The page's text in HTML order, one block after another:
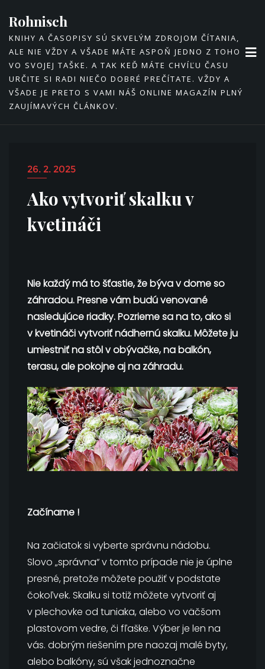
to
content
Rohnisch
KNIHY A ČASOPISY SÚ SKVELÝM ZDROJOM ČÍTANIA,
ALE NIE VŽDY A VŠADE MÁTE ASPOŇ JEDNO Z TOHO
VO SVOJEJ TAŠKE. A TAK KEĎ MÁTE CHVÍĽU ČASU
URČITE SI RADI NIEČO DOBRÉ PREČÍTATE. VŽDY A
VŠADE JE PRETO S VAMI NÁŠ ONLINE MAGAZÍN PLNÝ
ZAUJÍMAVÝCH ČLÁNKOV.
26. 2. 2025
Ako vytvoriť skalku v
kvetináči
Nie každý má to šťastie, že býva v dome so
záhradou. Presne vám budú venované
nasledujúce riadky. Pozrieme sa na to, ako si
v kvetináči vytvoriť nádhernú skalku. Môžete ju
umiestniť na stôl v obývačke, na balkón,
terasu, ale pokojne aj na záhradu.
Začíname !
Na začiatok si vyberte správnu nádobu.
Slovo „správna“ v tomto prípade nie je úplne
presné, pretože môžete použiť v podstate
čokoľvek. Skalku si totiž môžete vytvoriť aj
v plechovke od tuniaka, alebo vo väčšom
plastovom vedre, či fľaške. Výber je len na
vás. dobrým riešením pre naozaj malé byty,
alebo balkóny, sú však jednoznačne